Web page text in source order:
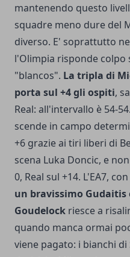
mantenendo questo
squadre meno dure del
diverso. E' soprattutto
l'Olimpia risponde colpo
"blancos". La tripla di
porta sul +4 gli ospiti,
Real: all'intervallo è 54-
scende in campo
+6 grazie ai tiri liberi di
scena Luka Doncic, e
0, Real sul +14. L'EA7,
un bravissimo Gudaitis
Goudelock riesce a
quando manca ormai
viene pagato: i bianchi